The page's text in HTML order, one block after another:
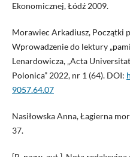
Ekonomicznej, Łódź 2009.
Morawiec Arkadiusz, Początki
Wprowadzenie do lektury
Lenardowicza, „Acta
Polonica” 2022, nr 1 (64). DOI:
9057.64.07
Nasiłowska Anna, Łagierna
37.